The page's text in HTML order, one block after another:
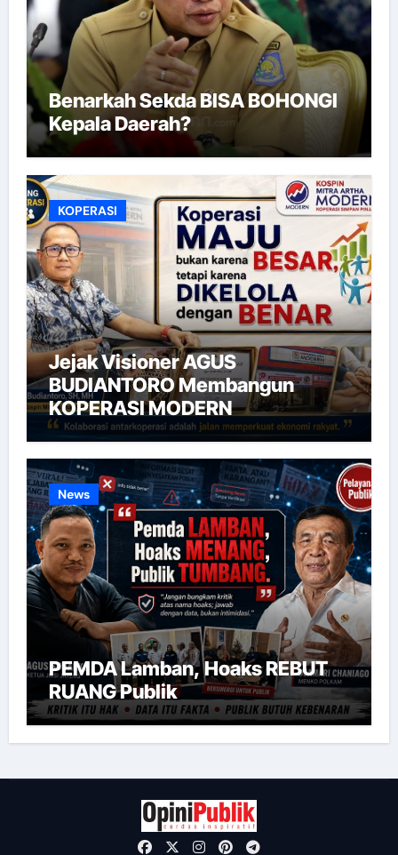
Benarkah Sekda BISA BOHONGI
Kepala Daerah?
KOPERASI
Jejak Visioner AGUS
BUDIANTORO Membangun
KOPERASI MODERN
News
PEMDA Lamban, Hoaks REBUT
RUANG Publik